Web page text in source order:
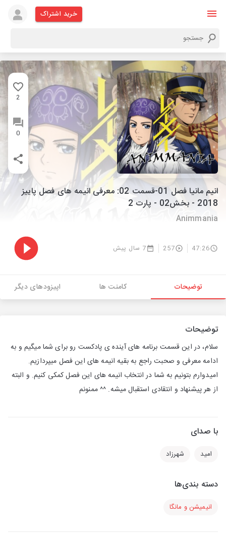
خرید اشتراک
2
0
انیم مانیا فصل 01-قسمت 02: معرفی انیمه های فصل پاییز
2018 - بخش02 - پارت 2
Animmania
47:26
257 7 سال پیش
توضیحات کامنت ها اپیزودهای دیگر
توضیحات
سلام، در این قسمت برنامه های آینده ی پادکست رو برای شما میگیم و به
ادامه معرفی و صحبت راجع به بقیه انیمه های این فصل میپردازیم.
امیدوارم بتونیم به شما در انتخاب انیمه های این فصل کمکی کنیم. و البته
از هر پیشنهاد و انتقادی استقبال میشه. ^^ ممنونم
با صدای
امید شهرزاد
دسته بندی‌ها
انیمیشن و مانگا